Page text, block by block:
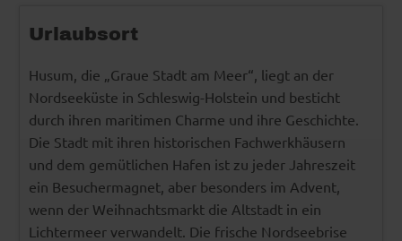
Urlaubsort
Husum, die „Graue Stadt am Meer“, liegt an der
Nordseeküste in Schleswig-Holstein und besticht
durch ihren maritimen Charme und ihre Geschichte.
Die Stadt mit ihren historischen Fachwerkhäusern
und dem gemütlichen Hafen ist zu jeder Jahreszeit
ein Besuchermagnet, aber besonders im Advent,
wenn der Weihnachtsmarkt die Altstadt in ein
Lichtermeer verwandelt. Die frische Nordseebrise